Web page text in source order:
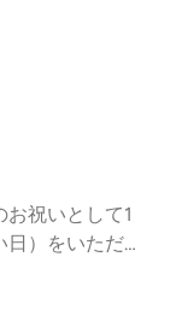
祝いとして1
）をいただき
った時に2人